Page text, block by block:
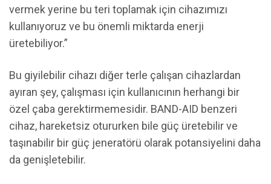
vermek yerine bu teri toplamak için cihazımızı
kullanıyoruz ve bu önemli miktarda enerji
üretebiliyor.”
Bu giyilebilir cihazı diğer terle çalışan cihazlardan
ayıran şey, çalışması için kullanıcının herhangi bir
özel çaba gerektirmemesidir. BAND-AID benzeri
cihaz, hareketsiz otururken bile güç üretebilir ve
taşınabilir bir güç jeneratörü olarak potansiyelini daha
da genişletebilir.